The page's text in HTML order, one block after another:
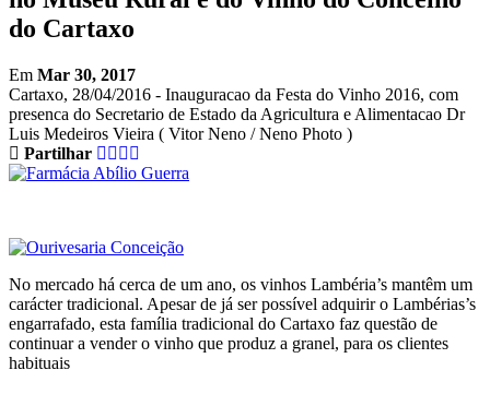
do Cartaxo
Em Mar 30, 2017
Cartaxo, 28/04/2016 - Inauguracao da Festa do Vinho 2016, com
presenca do Secretario de Estado da Agricultura e Alimentacao Dr
Luis Medeiros Vieira ( Vitor Neno / Neno Photo )
Partilhar
No mercado há cerca de um ano, os vinhos Lambéria’s mantêm um
carácter tradicional. Apesar de já ser possível adquirir o Lambérias’s
engarrafado, esta família tradicional do Cartaxo faz questão de
continuar a vender o vinho que produz a granel, para os clientes
habituais